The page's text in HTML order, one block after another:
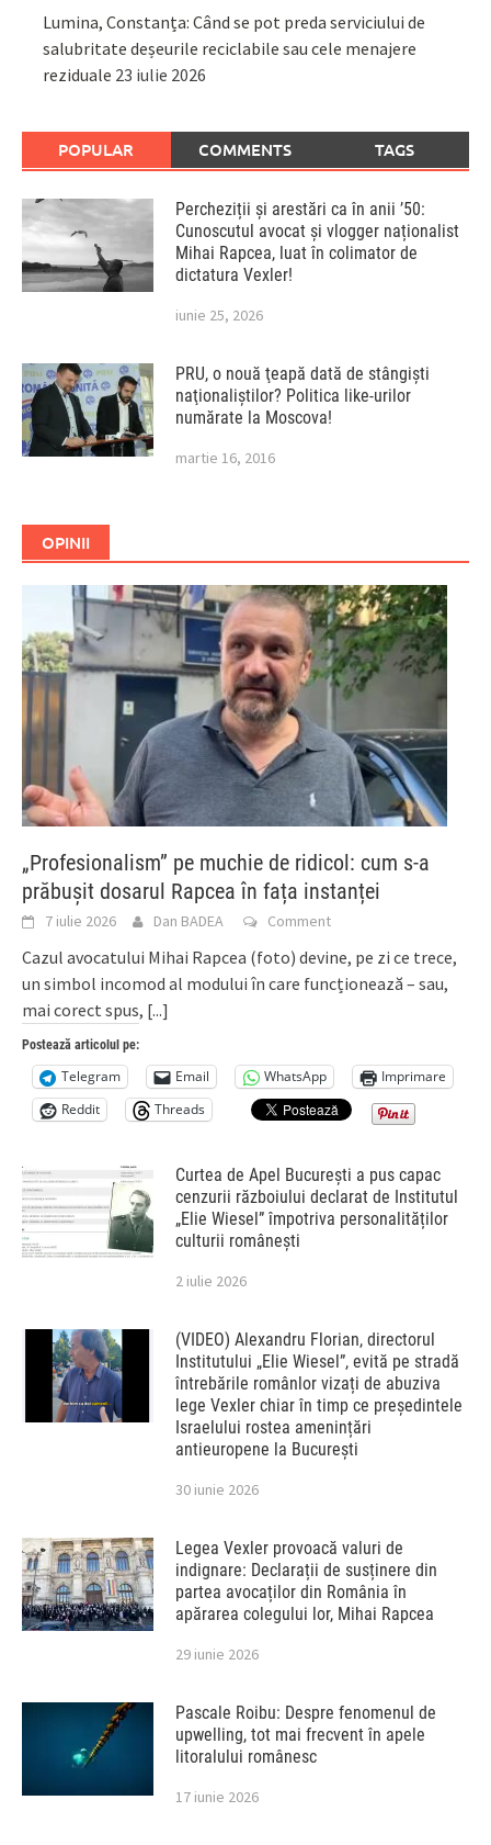
Lumina, Constanța: Când se pot preda serviciului de
salubritate deșeurile reciclabile sau cele menajere
reziduale 23 iulie 2026
POPULAR COMMENTS TAGS
Percheziții și arestări ca în anii ’50:
Cunoscutul avocat și vlogger naționalist
Mihai Rapcea, luat în colimator de
dictatura Vexler!
iunie 25, 2026
PRU, o nouă ţeapă dată de stângişti
naţionaliştilor? Politica like-urilor
numărate la Moscova!
martie 16, 2016
OPINII
„Profesionalism” pe muchie de ridicol: cum s-a
prăbușit dosarul Rapcea în fața instanței
7 iulie 2026 Dan BADEA Comment
Cazul avocatului Mihai Rapcea (foto) devine, pe zi ce trece,
un simbol incomod al modului în care funcționează – sau,
mai corect spus, [...]
Postează articolul pe:
Telegram Email WhatsApp
Imprimare
Reddit
Threads
Curtea de Apel București a pus capac
cenzurii războiului declarat de Institutul
„Elie Wiesel” împotriva personalităților
culturii românești
2 iulie 2026
(VIDEO) Alexandru Florian, directorul
Institutului „Elie Wiesel”, evită pe stradă
întrebările românlor vizați de abuziva
lege Vexler chiar în timp ce președintele
Israelului rostea amenințări
antieuropene la București
30 iunie 2026
Legea Vexler provoacă valuri de
indignare: Declarații de susținere din
partea avocaților din România în
apărarea colegului lor, Mihai Rapcea
29 iunie 2026
Pascale Roibu: Despre fenomenul de
upwelling, tot mai frecvent în apele
litoralului românesc
17 iunie 2026